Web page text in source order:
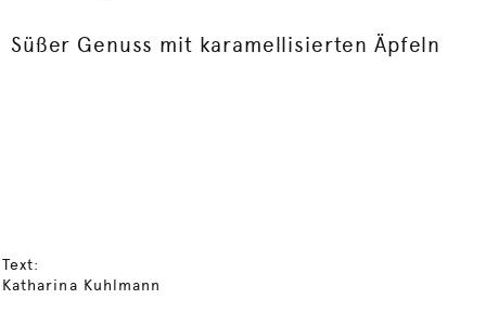
Süßer Genuss mit karamellisierten Äpfeln
Text:
Katharina Kuhlmann